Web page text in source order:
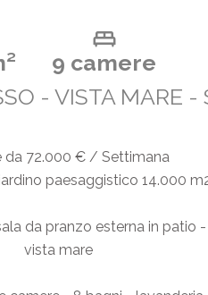
9 camere
- VISTA MARE -
da 72.000 € / Settimana
paesaggistico 14.000
da pranzo esterna in
vista mare